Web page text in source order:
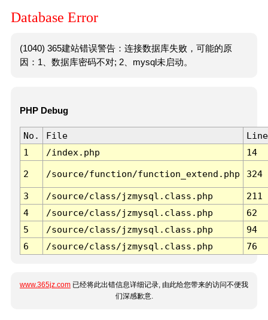
Database Error
(1040) 365建站错误警告：连接数据库失败，可能的原
因：1、数据库密码不对; 2、mysql未启动。
PHP Debug
No. File
Line
1
/index.php 14
2 /source/function/function_extend.php 324
3 /source/class/jzmysql.class.php
211
4
/source/class/jzmysql.class.php
62
5
/source/class/jzmysql.class.php
94
6
/source/class/jzmysql.class.php 76
www.365jz.com 已经将此出错信息详细记录, 由此给您带来的访问不便我
们深感歉意.